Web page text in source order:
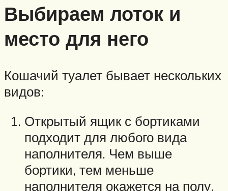
Выбираем лоток и
место для него
Кошачий туалет бывает нескольких
видов:
Открытый ящик с бортиками
подходит для любого вида
наполнителя. Чем выше
бортики, тем меньше
наполнителя окажется на полу.